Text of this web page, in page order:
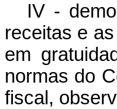
IV -
receitas e
em
normas do
fiscal,